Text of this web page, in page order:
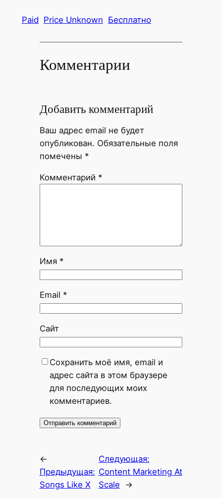
Paid Price Unknown Бесплатно
Комментарии
Добавить комментарий
Ваш адрес email не будет
опубликован. Обязательные поля
помечены *
Комментарий *
Имя *
Email *
Сайт
Сохранить моё имя, email и
адрес сайта в этом браузере
для последующих моих
комментариев.
←
Предыдущая:
Songs Like X
Следующая:
Content Marketing At
Scale
→